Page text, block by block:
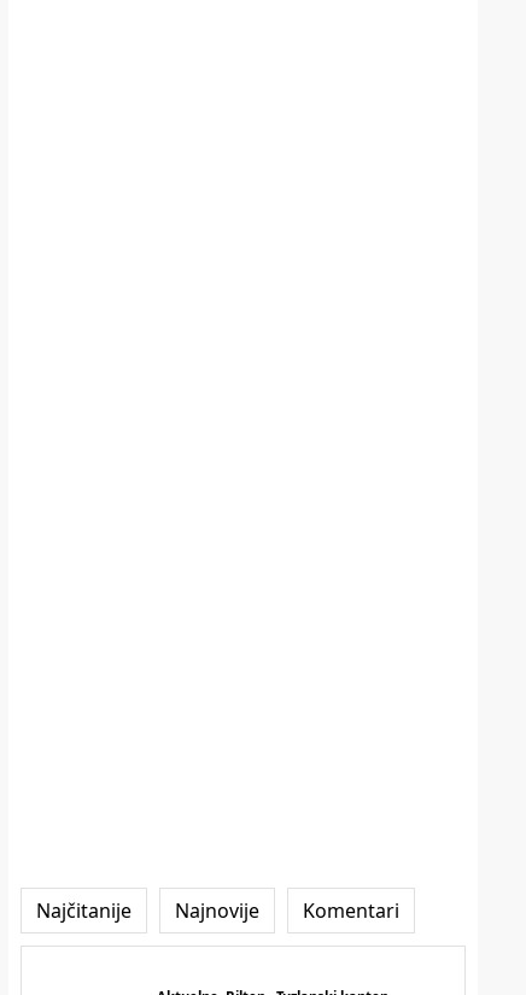
Najčitanije Najnovije Komentari